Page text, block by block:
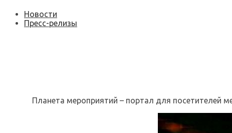
Новости
Пресс-релизы
Планета мероприятий – портал для посетителей